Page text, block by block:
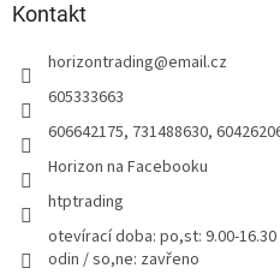
Kontakt
horizontrading@email.cz
605333663
606642175, 731488630,
Horizon na Facebooku
htptrading
otevírací doba: po,st: 9.00-16.30
odin / so,ne: zavřeno